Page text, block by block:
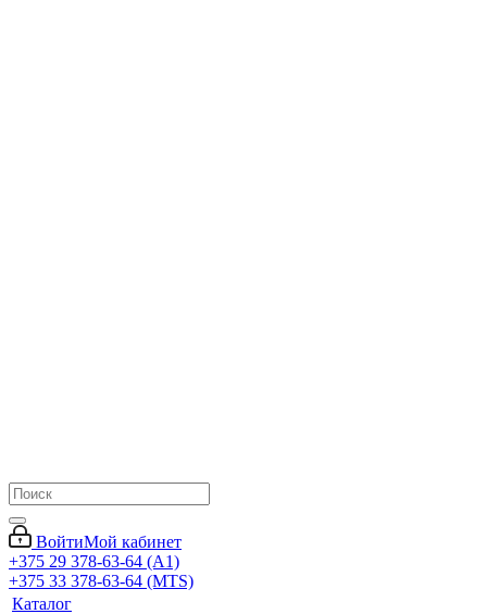
ВойтиМой кабинет
+375 29 378-63-64 (A1)
+375 33 378-63-64 (MTS)
Каталог